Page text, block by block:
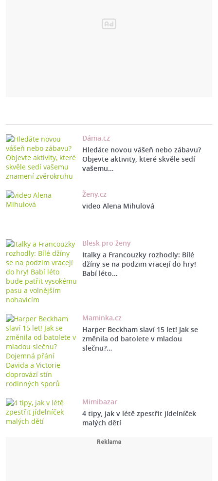
Dáma.cz
Hledáte novou vášeň nebo zábavu?
Objevte aktivity, které skvěle sedí
vašemu…
Ženy.cz
video Alena Mihulová
Blesk pro ženy
Italky a Francouzky rozhodly: Bílé
džíny se na podzim vracejí do hry!
Babí léto…
Maminka.cz
Harper Beckham slaví 15 let! Jak se
změnila od batolete v mladou
slečnu?…
Mimibazar
4 tipy, jak v létě zpestřit jídelníček
malých dětí